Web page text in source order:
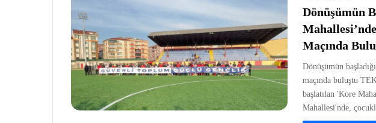
Dönüşümün
Maçında
Dönüşümün
maçında buluştu
başlatılan 'Kore
Mahallesi'nde,